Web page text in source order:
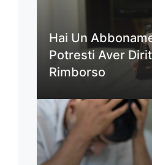
Hai Un
Potresti Aver
Rimborso